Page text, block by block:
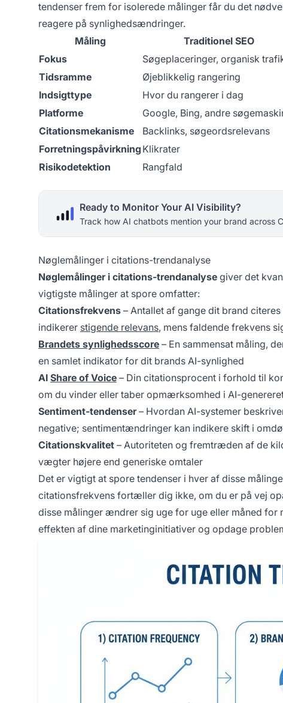
tendenser frem for isolerede målinger får du det
reagere på synlighedsændringer.
Måling
Traditionel SEO
Fokus
Søgeplaceringer, organisk
Tidsramme
Øjeblikkelig rangering
Indsigttype
Hvor du rangerer i dag
Platforme
Google, Bing, andre
Citationsmekanisme
Backlinks, søgeordsrelevans
Forretningspåvirkning Klikrater
Risikodetektion
Rangfald
Ready to Monitor Your AI Visibility?
Track how AI chatbots mention your brand across
Nøglemålinger i citations-trendanalyse
Nøglemålinger i citations-trendanalyse giver det
vigtigste målinger at spore omfatter:
Citationsfrekvens – Antallet af gange dit brand
indikerer stigende relevans, mens faldende frekvens
Brandets synlighedsscore – En sammensat måling,
en samlet indikator for dit brands AI-synlighed
AI Share of Voice – Din citationsprocent i forhold til
om du vinder eller taber opmærksomhed i AI-
Sentiment-tendenser– Hvordan AI-systemer
negative; sentimentændringer kan indikere skift i
Citationskvalitet – Autoriteten og fremtræden af de
vægter højere end generiske omtaler
Det er vigtigt at spore tendenser i hver af disse
citationsfrekvens fortæller dig ikke, om du er på vej
disse målinger ændrer sig uge for uge eller måned
effekten af dine marketinginitiativer og opdage